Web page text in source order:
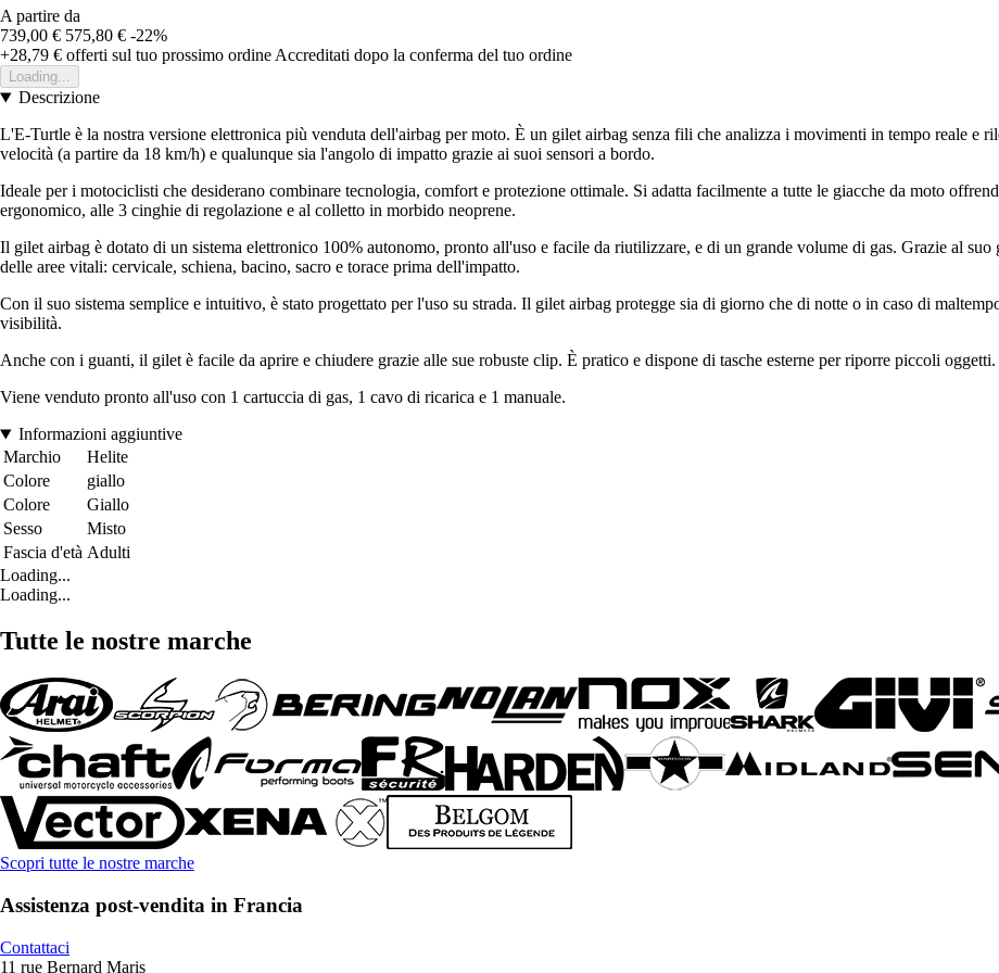
A partire da
739,00 € 575,80 € -22%
+28,79 € offerti sul tuo prossimo ordine Accreditati dopo la conferma del tuo ordine
Loading...
Descrizione
L'E-Turtle è la nostra versione elettronica più venduta dell'airbag per moto. È un gilet airbag senza fili che analizza i movimenti in tempo reale e
velocità (a partire da 18 km/h) e qualunque sia l'angolo di impatto grazie ai suoi sensori a bordo.
Ideale per i motociclisti che desiderano combinare tecnologia, comfort e protezione ottimale. Si adatta facilmente a tutte le giacche da moto
ergonomico, alle 3 cinghie di regolazione e al colletto in morbido neoprene.
Il gilet airbag è dotato di un sistema elettronico 100% autonomo, pronto all'uso e facile da riutilizzare, e di un grande volume di gas. Grazie al
delle aree vitali: cervicale, schiena, bacino, sacro e torace prima dell'impatto.
Con il suo sistema semplice e intuitivo, è stato progettato per l'uso su strada. Il gilet airbag protegge sia di giorno che di notte o in caso di
visibilità.
Anche con i guanti, il gilet è facile da aprire e chiudere grazie alle sue robuste clip. È pratico e dispone di tasche esterne per riporre piccoli oggetti.
Viene venduto pronto all'uso con 1 cartuccia di gas, 1 cavo di ricarica e 1 manuale.
Informazioni aggiuntive
Marchio
Helite
Colore
giallo
Colore
Giallo
Sesso
Misto
Fascia d'età Adulti
Loading...
Loading...
Tutte le nostre marche
Scopri tutte le nostre marche
Assistenza post-vendita in Francia
Contattaci
11 rue Bernard Maris